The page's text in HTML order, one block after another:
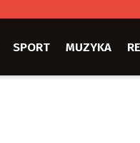
SPORT MUZYKA